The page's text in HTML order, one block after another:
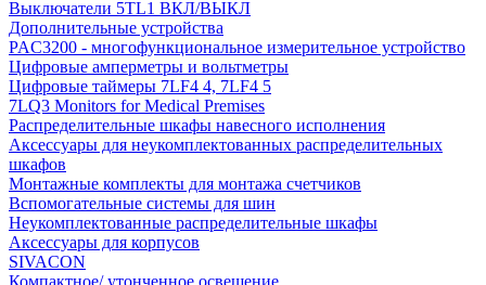
Выключатели 5TL1 ВКЛ/ВЫКЛ
Дополнительные устройства
PAC3200 - многофункциональное измерительное устройство
Цифровые амперметры и вольтметры
Цифровые таймеры 7LF4 4, 7LF4 5
7LQ3 Monitors for Medical Premises
Распределительные шкафы навесного исполнения
Аксессуары для неукомплектованных распределительных
шкафов
Монтажные комплекты для монтажа счетчиков
Вспомогательные системы для шин
Неукомплектованные распределительные шкафы
Аксессуары для корпусов
SIVACON
Компактное/ утонченное освещение